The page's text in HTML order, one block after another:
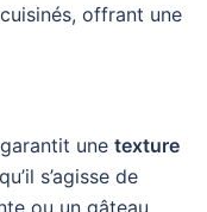
offrant une
une texture
s’agisse de
ou un gâteau